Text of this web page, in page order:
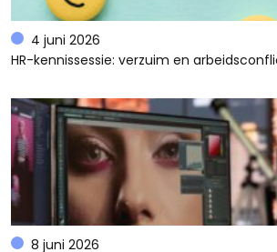
4 juni 2026
HR-kennissessie: verzuim en
8 juni 2026